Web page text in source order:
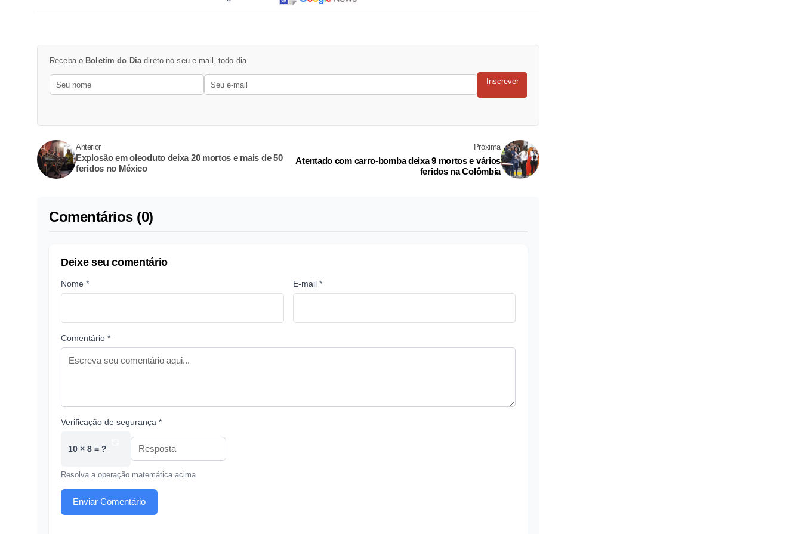
Receba o Boletim do Diadireto no seu e-mail, todo dia.
Inscrever
Anterior
Explosão em oleoduto deixa 20 mortos e mais de 50
feridos no México
Próxima
Atentado com carro-bomba deixa 9 mortos e vários
feridos na Colômbia
Comentários (0)
Deixe seu comentário
Nome * E-mail *
Comentário *
Verificação de segurança *
10 × 8 = ?
Resolva a operação matemática acima
Enviar Comentário